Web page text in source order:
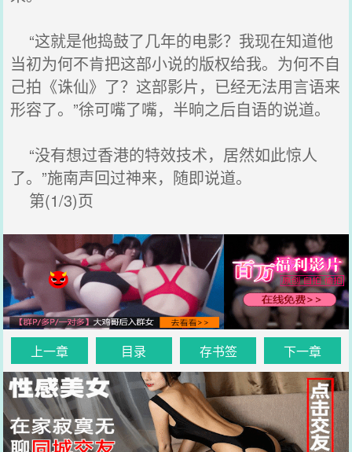
“这就是他捣鼓了几年的电影？我现在知道他
当初为何不肯把这部小说的版权给我。为何不自
己拍《诛仙》了？这部影片，已经无法用言语来
形容了。”徐可嘴了嘴，半晌之后自语的说道。
“没有想过香港的特效技术，居然如此惊人
了。”施南声回过神来，随即说道。
第(1/3)页
上一章 目录 存书签 下一章